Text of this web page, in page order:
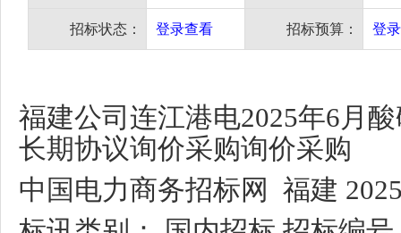
招标状态： 登录查看 招标预算： 登
福建公司连江港电2025年6月
长期协议询价采购询价采购
中国电力商务招标网 福建